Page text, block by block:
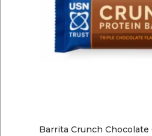
Barrita Crunch